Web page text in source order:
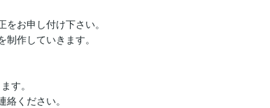
申し付け下さい。
していきます。
。
ください。